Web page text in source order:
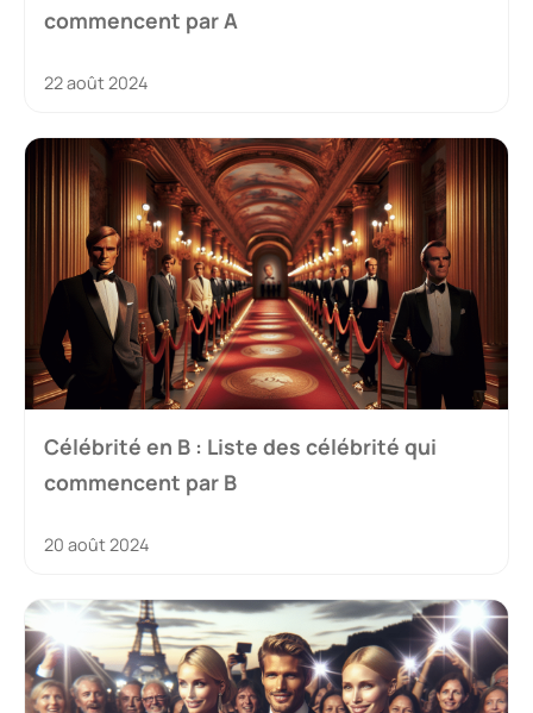
commencent par A
22 août 2024
Célébrité en B : Liste des célébrité qui
commencent par B
20 août 2024